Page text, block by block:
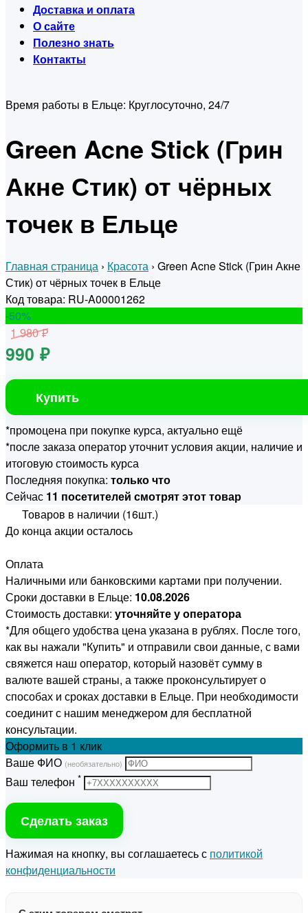
Доставка и оплата
О сайте
Полезно знать
Контакты
Время работы в Ельце: Круглосуточно, 24/7
Green Acne Stick (Грин
Акне Стик) от чёрных
точек в Ельце
Главная страница › Красота › Green Acne Stick (Грин Акне
Стик) от чёрных точек в Ельце
Код товара: RU-A00001262
-50%
1 980 ₽
990 ₽
Купить
*промоцена при покупке курса, актуально ещё
*после заказа оператор уточнит условия акции, наличие и
итоговую стоимость курса
Последняя покупка: только что
Сейчас 11 посетителей смотрят этот товар
Товаров в наличии (16шт.)
До конца акции осталось
Оплата
Наличными или банковскими картами при получении.
Сроки доставки в Ельце: 10.08.2026
Стоимость доставки: уточняйте у оператора
*Для общего удобства цена указана в рублях. После того,
как вы нажали "Купить" и отправили свои данные, с вами
свяжется наш оператор, который назовёт сумму в
валюте вашей страны, а также проконсультирует о
способах и сроках доставки в Ельце. При необходимости
соединит с нашим менеджером для бесплатной
консультации.
Оформить в 1 клик
Ваше ФИО (необязательно)
Ваш телефон *
Сделать заказ
Нажимая на кнопку, вы соглашаетесь с политикой
конфиденциальности